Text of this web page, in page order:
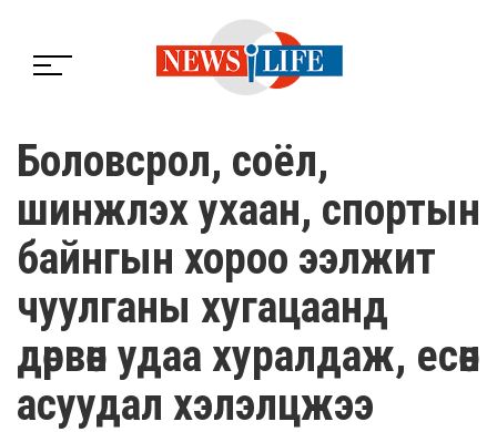
Боловсрол, соёл,
шинжлэх ухаан, спортын
байнгын хороо ээлжит
чуулганы хугацаанд
дөрвөн удаа хуралдаж, есөн
асуудал хэлэлцжээ